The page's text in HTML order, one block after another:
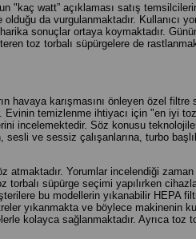
"kaç watt” açıklaması satış
da vurgulanmaktadır. Kullanıcı
sonuçlar ortaya koymaktadır.
toz torbalı süpürgelere de
havaya karışmasını önleyen özel
temizlenme ihtiyacı için "en iyi
incelemektedir. Söz konusu
ve sessiz çalışanlarına, turbo
Yorumlar incelendiği zaman
süpürge seçimi yapılırken
bu modellerin yıkanabilir HEPA
yıkanmakta ve böylece makinenin
kolayca sağlanmaktadır. Ayrıca toz